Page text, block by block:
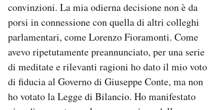
convinzioni. La mia odierna decisione non è da
porsi in connessione con quella di altri colleghi
parlamentari, come Lorenzo Fioramonti. Come
avevo ripetutamente preannunciato, per una serie
di meditate e rilevanti ragioni ho dato il mio voto
di fiducia al Governo di Giuseppe Conte, ma non
ho votato la Legge di Bilancio. Ho manifestato